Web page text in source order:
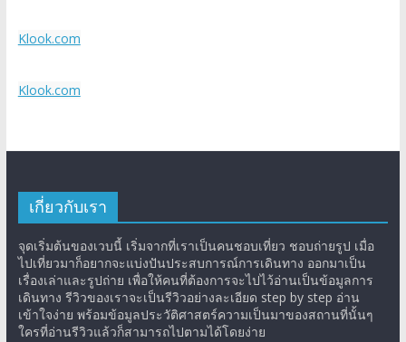
Klook.com
Klook.com
เกี่ยวกับเรา
จุดเริ่มต้นของเวบนี้ เริ่มจากที่เราเป็นคนชอบเที่ยว ชอบถ่ายรูป เมื่อ
ไปเที่ยวมาก็อยากจะแบ่งปันประสบการณ์การเดินทาง ออกมาเป็น
เรื่องเล่าและรูปถ่าย เพื่อให้คนที่ต้องการจะไปไว้อ่านเป็นข้อมูลการ
เดินทาง รีวิวของเราจะเป็นรีวิวอย่างละเอียด step by step อ่าน
เข้าใจง่าย พร้อมข้อมูลประวัติศาสตร์ความเป็นมาของสถานที่นั้นๆ
ใครที่อ่านรีวิวแล้วก็สามารถไปตามได้โดยง่าย